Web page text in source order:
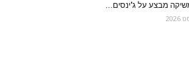
מבצע על ג'ינסים...